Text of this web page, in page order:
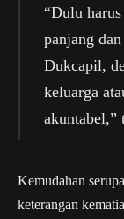
“Dulu
panjang
Dukcapil,
keluarga
akuntabel,”
Kemudahan
keterangan